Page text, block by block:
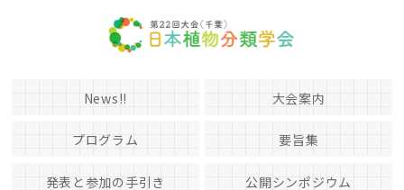
News!! 大会案内
プログラム 要旨集
発表と参加の手引き 公開シンポジウム